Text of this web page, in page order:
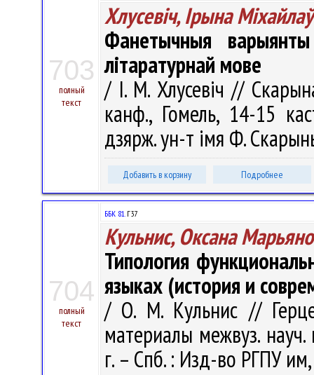
703
полный
текст
Хлусевіч, Ірына
Фанетычныя
літаратурнай мове
/ І. М. Хлусевіч //
канф., Гомель, 14-15
дзярж. ун-т iмя Ф.
Добавить в корзину Подробнее
704
полный
текст
ББК 81.Г37
Кульнис, Оксана
Типология
языках (история и
/ О. М. Кульнис //
материалы межвуз.
г. – Спб. : Изд-во РГПУ